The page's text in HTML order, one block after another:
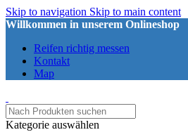
Skip to navigation Skip to main content
Willkommen in unserem Onlineshop
Reifen richtig messen
Kontakt
Map
Kategorie auswählen